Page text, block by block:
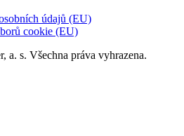
údajů (EU)
cookie (EU)
a. s. Všechna práva vyhrazena.